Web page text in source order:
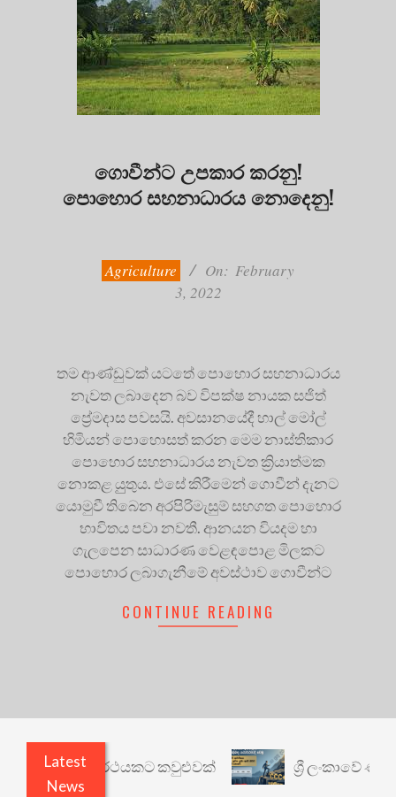
ගොවීන්ට උපකාර කරනු!
පොහොර සහනාධාරය නොදෙනු!
Agriculture On: February
3, 2022
තම ආණ්ඩුවක් යටතේ පොහොර සහනාධාරය
නැවත ලබාදෙන බව විපක්ෂ නායක සජිත්
ප්‍රේමදාස පවසයි. අවසානයේදී හාල් මෝල්
හිමියන් පොහොසත් කරන මෙම නාස්තිකාර
පොහොර සහනාධාරය නැවත ක්‍රියාත්මක
නොකළ යුුතුය. එසේ කිරීමෙන් ගොවීන් දැනට
යොමුවී තිබෙන අරපිරිමැසුම් සහගත පොහොර
භාවිතය පවා නවතී. ආනයන වියදම හා
ගැලපෙන සාධාරණ වෙළඳපොළ මිලකට
පොහොර ලබාගැනීමේ අවස්ථාව ගොවීන්ට
CONTINUE READING
Latest
News
වෙනත් යථාර්ථයකට කවුළුවක් ශ්‍රී ලංකාවේ